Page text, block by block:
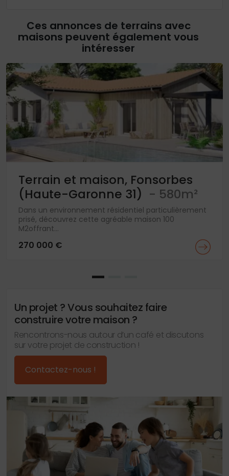
Ces annonces de terrains avec
maisons peuvent également vous
intéresser
Terrain et maison, Fonsorbes
(Haute-Garonne 31) - 580m²
Dans un environnement résidentiel particulièrement
prisé, découvrez cette agréable maison 100
M2offrant...
270 000 €
Un projet ? Vous souhaitez faire
construire votre maison ?
Rencontrons-nous autour d’un café et discutons
sur votre projet de construction !
Contactez-nous !